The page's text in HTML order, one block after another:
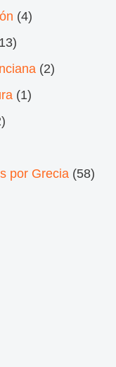
(4)
(2)
(1)
por Grecia (58)